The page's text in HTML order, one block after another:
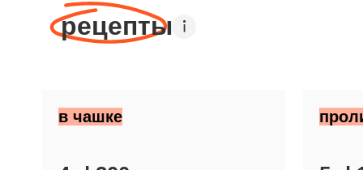
рецепты
в чашке